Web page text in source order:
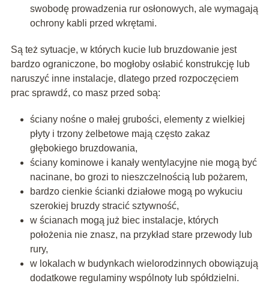
swobodę prowadzenia rur osłonowych, ale wymagają
ochrony kabli przed wkrętami.
Są też sytuacje, w których kucie lub bruzdowanie jest
bardzo ograniczone, bo mogłoby osłabić konstrukcję lub
naruszyć inne instalacje, dlatego przed rozpoczęciem
prac sprawdź, co masz przed sobą:
ściany nośne o małej grubości, elementy z wielkiej
płyty i trzony żelbetowe mają często zakaz
głębokiego bruzdowania,
ściany kominowe i kanały wentylacyjne nie mogą być
nacinane, bo grozi to nieszczelnością lub pożarem,
bardzo cienkie ścianki działowe mogą po wykuciu
szerokiej bruzdy stracić sztywność,
w ścianach mogą już biec instalacje, których
położenia nie znasz, na przykład stare przewody lub
rury,
w lokalach w budynkach wielorodzinnych obowiązują
dodatkowe regulaminy wspólnoty lub spółdzielni.